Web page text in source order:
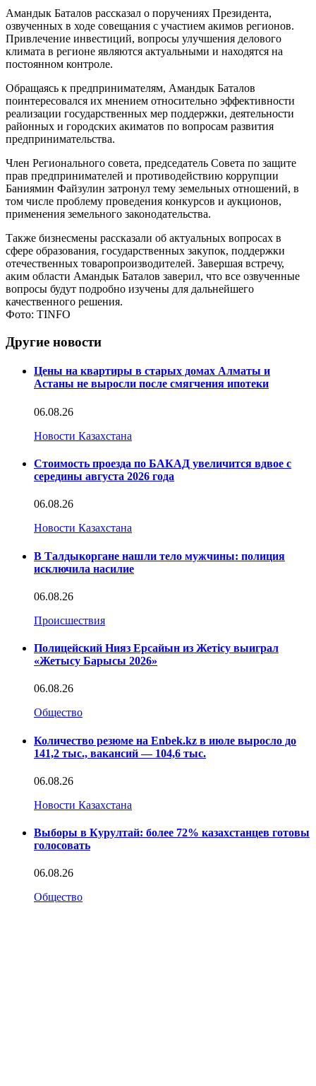
Амандык Баталов рассказал о поручениях Президента,
озвученных в ходе совещания с участием акимов регионов.
Привлечение инвестиций, вопросы улучшения делового
климата в регионе являются актуальными и находятся на
постоянном контроле.
Обращаясь к предпринимателям, Амандык Баталов
поинтересовался их мнением относительно эффективности
реализации государственных мер поддержки, деятельности
районных и городских акиматов по вопросам развития
предпринимательства.
Член Регионального совета, председатель Совета по защите
прав предпринимателей и противодействию коррупции
Баниямин Файзулин затронул тему земельных отношений, в
том числе проблему проведения конкурсов и аукционов,
применения земельного законодательства.
Также бизнесмены рассказали об актуальных вопросах в
сфере образования, государственных закупок, поддержки
отечественных товаропроизводителей. Завершая встречу,
аким области Амандык Баталов заверил, что все озвученные
вопросы будут подробно изучены для дальнейшего
качественного решения.
Фото: TINFO
Другие новости
Цены на квартиры в старых домах Алматы и
Астаны не выросли после смягчения ипотеки
06.08.26
Новости Казахстана
Стоимость проезда по БАКАД увеличится вдвое с
середины августа 2026 года
06.08.26
Новости Казахстана
В Талдыкоргане нашли тело мужчины: полиция
исключила насилие
06.08.26
Происшествия
Полицейский Нияз Ерсайын из Жетісу выиграл
«Жетысу Барысы 2026»
06.08.26
Общество
Количество резюме на Enbek.kz в июле выросло до
141,2 тыс., вакансий — 104,6 тыс.
06.08.26
Новости Казахстана
Выборы в Курултай: более 72% казахстанцев готовы
голосовать
06.08.26
Общество